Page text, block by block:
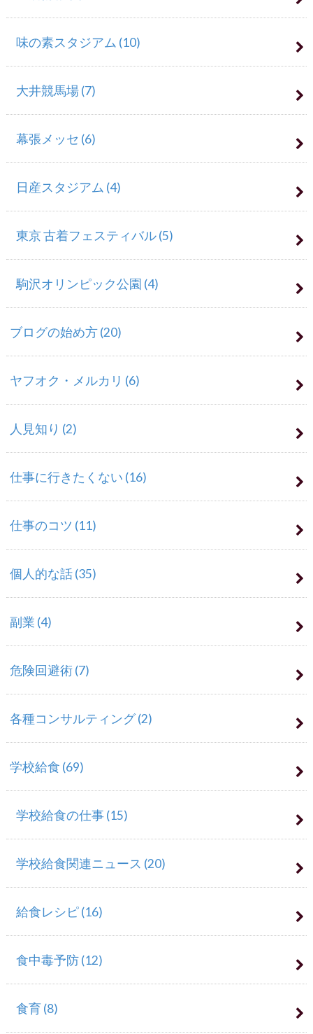
味の素スタジアム (10)
大井競馬場(7)
幕張メッセ (6)
日産スタジアム (4)
東京 古着フェスティバル(5)
駒沢オリンピック公園 (4)
ブログの始め方(20)
ヤフオク・メルカリ (6)
人見知り (2)
仕事に行きたくない (16)
仕事のコツ (11)
個人的な話(35)
副業 (4)
危険回避術(7)
各種コンサルティング(2)
学校給食 (69)
学校給食の仕事(15)
学校給食関連ニュース (20)
給食レシピ(16)
食中毒予防(12)
食育(8)